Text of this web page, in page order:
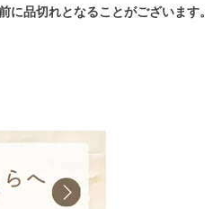
品切れとなることがございます。